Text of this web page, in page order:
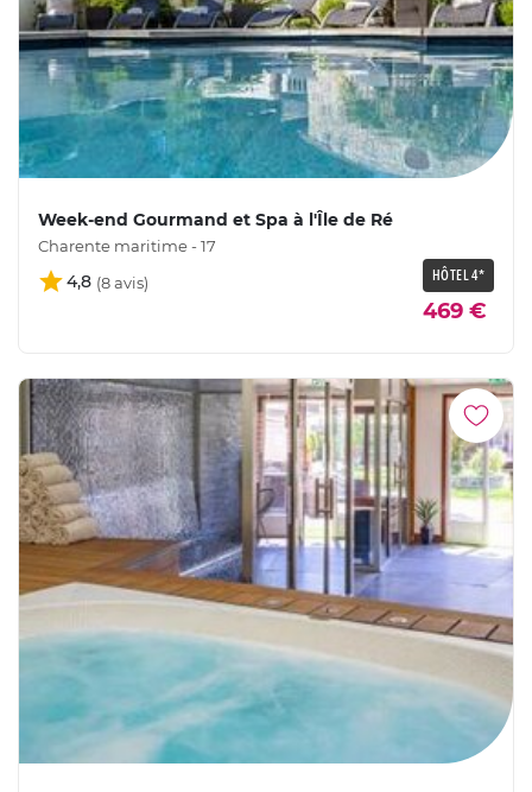
Week-end Gourmand et Spa à l'Île de Ré
Charente maritime - 17
4,8 HÔTEL 4*
469 €